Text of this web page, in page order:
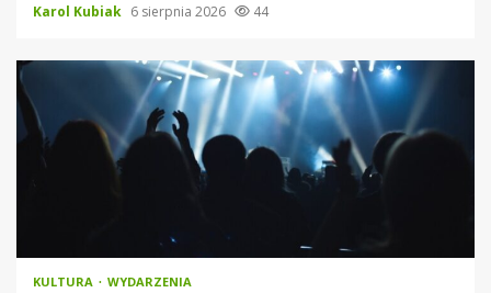
Karol Kubiak 6 sierpnia 2026 44
KULTURA WYDARZENIA